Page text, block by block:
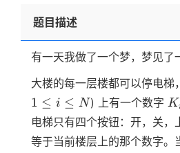
题目描述
有一天我做了一个梦，梦见了
大楼的每一层楼都可以停电梯
1 ≤ i ≤ N) 上有一个数字 K
电梯只有四个按钮：开，关，
等于当前楼层上的那个数字。